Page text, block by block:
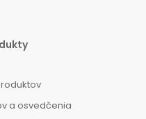
a osvedčenia